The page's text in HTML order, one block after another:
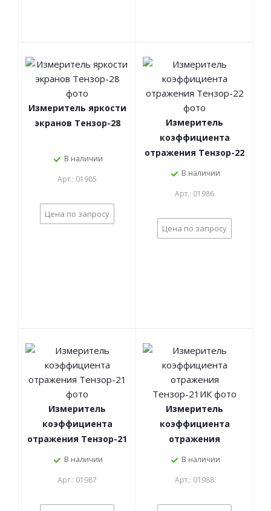
Измеритель яркости
экранов Тензор-28
В наличии
Арт.: 01985
Цена по запросу
Измеритель
коэффициента
отражения Тензор-22
В наличии
Арт.: 01986
Цена по запросу
Измеритель
коэффициента
отражения Тензор-21
В наличии
Арт.: 01987
Измеритель
коэффициента
отражения
Тензор-21ИК
В наличии
Арт.: 01988